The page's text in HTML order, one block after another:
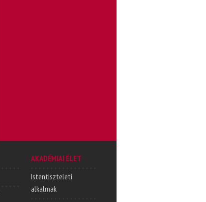
AKADÉMIAI ÉLET
Istentiszteleti
alkalmak